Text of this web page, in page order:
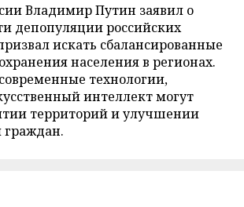
Владимир Путин заявил о
депопуляции российских
искать сбалансированные
населения в регионах.
технологии,
интеллект могут
территорий и улучшении
граждан.